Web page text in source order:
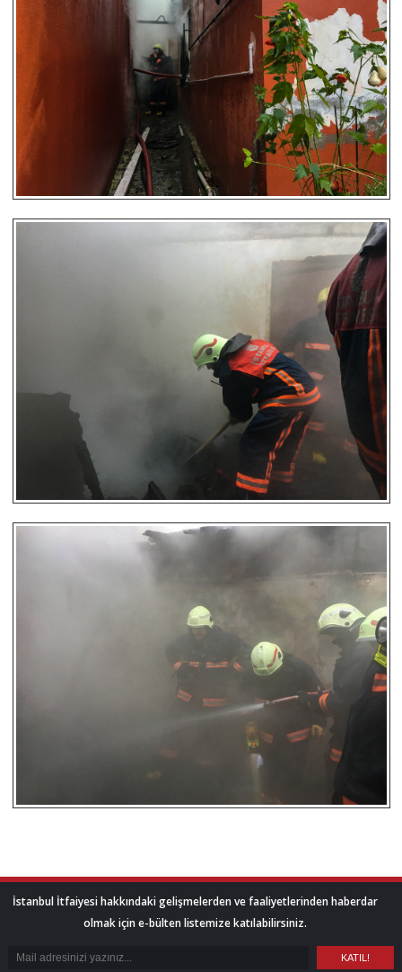
İstanbul İtfaiyesi hakkındaki gelişmelerden ve faaliyetlerinden haberdar
olmak için e-bülten listemize katılabilirsiniz.